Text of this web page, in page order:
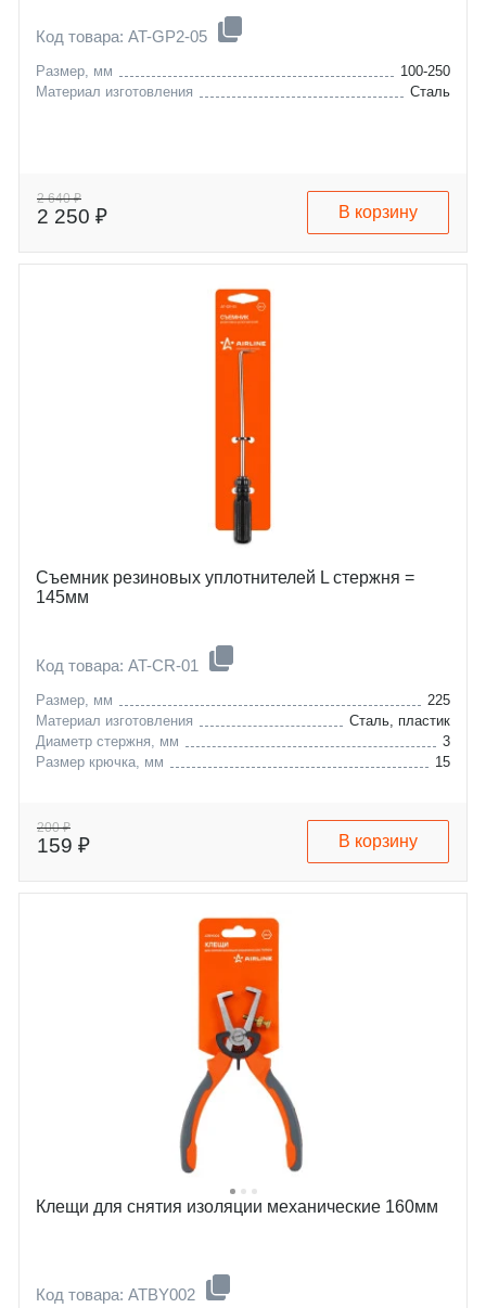
Код товара: AT-GP2-05
Размер, мм
100-250
Материал изготовления
Сталь
2 640 ₽
2 250 ₽ В корзину
Съемник резиновых уплотнителей L стержня =
145мм
Код товара: AT-CR-01
Размер, мм
225
Материал изготовления
Сталь, пластик
Диаметр стержня, мм
3
Размер крючка, мм
15
200 ₽
159 ₽ В корзину
Клещи для снятия изоляции механические 160мм
Код товара: ATBY002